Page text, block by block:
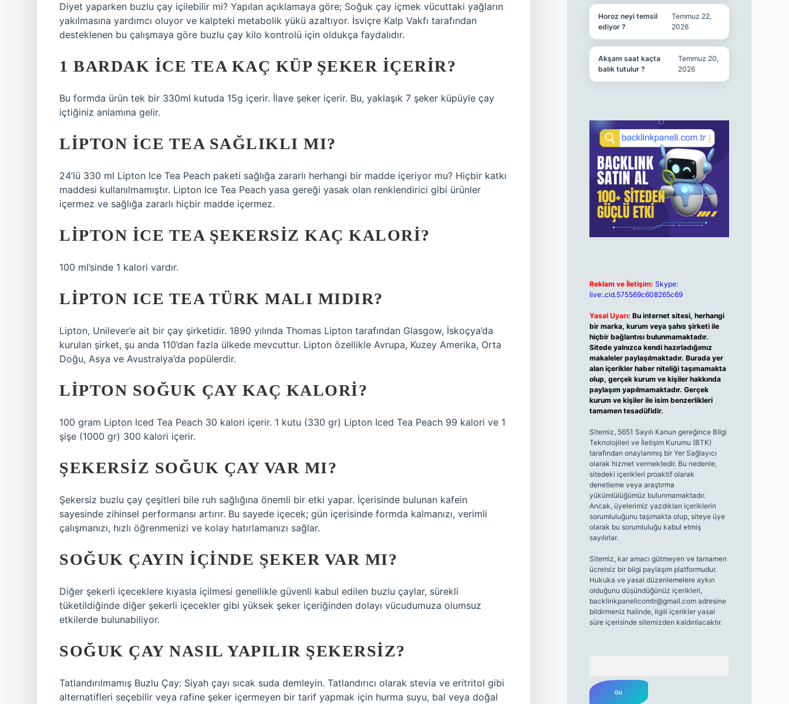
Diyet yaparken buzlu çay içilebilir mi? Yapılan açıklamaya göre; Soğuk çay içmek vücuttaki yağların
yakılmasına yardımcı oluyor ve kalpteki metabolik yükü azaltıyor. İsviçre Kalp Vakfı tarafından
desteklenen bu çalışmaya göre buzlu çay kilo kontrolü için oldukça faydalıdır.
1 BARDAK ICE TEA KAÇ KÜP ŞEKER IÇERIR?
Bu formda ürün tek bir 330ml kutuda 15g içerir. İlave şeker içerir. Bu, yaklaşık 7 şeker küpüyle çay
içtiğiniz anlamına gelir.
LIPTON ICE TEA SAĞLIKLI MI?
24’lü 330 ml Lipton Ice Tea Peach paketi sağlığa zararlı herhangi bir madde içeriyor mu? Hiçbir katkı
maddesi kullanılmamıştır. Lipton Ice Tea Peach yasa gereği yasak olan renklendirici gibi ürünler
içermez ve sağlığa zararlı hiçbir madde içermez.
LIPTON ICE TEA ŞEKERSIZ KAÇ KALORI?
100 ml’sinde 1 kalori vardır.
LIPTON ICE TEA TÜRK MALI MIDIR?
Lipton, Unilever’e ait bir çay şirketidir. 1890 yılında Thomas Lipton tarafından Glasgow, İskoçya’da
kurulan şirket, şu anda 110’dan fazla ülkede mevcuttur. Lipton özellikle Avrupa, Kuzey Amerika, Orta
Doğu, Asya ve Avustralya’da popülerdir.
LIPTON SOĞUK ÇAY KAÇ KALORI?
100 gram Lipton Iced Tea Peach 30 kalori içerir. 1 kutu (330 gr) Lipton Iced Tea Peach 99 kalori ve 1
şişe (1000 gr) 300 kalori içerir.
ŞEKERSIZ SOĞUK ÇAY VAR MI?
Şekersiz buzlu çay çeşitleri bile ruh sağlığına önemli bir etki yapar. İçerisinde bulunan kafein
sayesinde zihinsel performansı artırır. Bu sayede içecek; gün içerisinde formda kalmanızı, verimli
çalışmanızı, hızlı öğrenmenizi ve kolay hatırlamanızı sağlar.
SOĞUK ÇAYIN IÇINDE ŞEKER VAR MI?
Diğer şekerli içeceklere kıyasla içilmesi genellikle güvenli kabul edilen buzlu çaylar, sürekli
tüketildiğinde diğer şekerli içecekler gibi yüksek şeker içeriğinden dolayı vücudumuza olumsuz
etkilerde bulunabiliyor.
SOĞUK ÇAY NASIL YAPILIR ŞEKERSIZ?
Tatlandırılmamış Buzlu Çay: Siyah çayı sıcak suda demleyin. Tatlandırıcı olarak stevia ve eritritol gibi
alternatifleri seçebilir veya rafine şeker içermeyen bir tarif yapmak için hurma suyu, bal veya doğal
Horoz neyi temsil
ediyor ?
Temmuz 22,
2026
Akşam saat kaçta
balık tutulur ?
Temmuz 20,
2026
Reklam ve İletişim: Skype:
live:.cid.575569c608265c69
Yasal Uyarı: Bu internet sitesi, herhangi
bir marka, kurum veya şahıs şirketi ile
hiçbir bağlantısı bulunmamaktadır.
Sitede yalnızca kendi hazırladığımız
makaleler paylaşılmaktadır. Burada yer
alan içerikler haber niteliği taşımamakta
olup, gerçek kurum ve kişiler hakkında
paylaşım yapılmamaktadır. Gerçek
kurum ve kişiler ile isim benzerlikleri
tamamen tesadüfidir.
Sitemiz, 5651 Sayılı Kanun gereğince Bilgi
Teknolojileri ve İletişim Kurumu (BTK)
tarafından onaylanmış bir Yer Sağlayıcı
olarak hizmet vermektedir. Bu nedenle,
sitedeki içerikleri proaktif olarak
denetleme veya araştırma
yükümlülüğümüz bulunmamaktadır.
Ancak, üyelerimiz yazdıkları içeriklerin
sorumluluğunu taşımakta olup, siteye üye
olarak bu sorumluluğu kabul etmiş
sayılırlar.
Sitemiz, kar amacı gütmeyen ve tamamen
ücretsiz bir bilgi paylaşım platformudur.
Hukuka ve yasal düzenlemelere aykırı
olduğunu düşündüğünüz içerikleri,
backlinkpanelicomtr@gmail.comadresine
bildirmeniz halinde, ilgili içerikler yasal
süre içerisinde sitemizden kaldırılacaktır.